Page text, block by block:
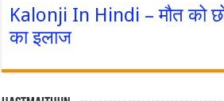
Kalonji In Hindi – मौत को
का इलाज